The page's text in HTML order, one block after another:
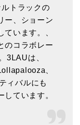
ルトラックの
ー、ショーン
ています。、
のコラボレー
3LAUは、
、
ィバルにも
ています。